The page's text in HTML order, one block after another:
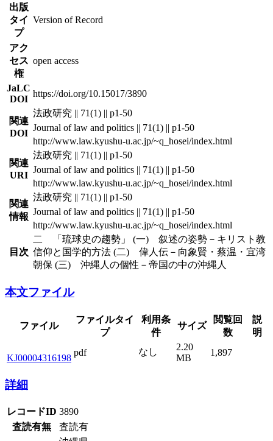
出版
タイ
プ
Version of Record
アク
セス
権
open access
JaLC
DOI
https://doi.org/10.15017/3890
関連
DOI
法政研究 || 71(1) || p1-50
Journal of law and politics || 71(1) || p1-50
http://www.law.kyushu-u.ac.jp/~q_hosei/index.html
関連
URI
法政研究 || 71(1) || p1-50
Journal of law and politics || 71(1) || p1-50
http://www.law.kyushu-u.ac.jp/~q_hosei/index.html
関連
情報
法政研究 || 71(1) || p1-50
Journal of law and politics || 71(1) || p1-50
http://www.law.kyushu-u.ac.jp/~q_hosei/index.html
目次
二 「琉球史の趨勢」 (一) 叙述の姿勢－キリスト教
信仰と国学的方法 (二) 偉人伝－向象賢・蔡温・宜湾
朝保 (三) 沖縄人の個性－帝国の中の沖縄人
本文ファイル
ファイル
ファイルタイ
プ
利用条
件
サイズ
閲覧回
数
説
明
KJ00004316198
pdf なし
2.20
MB
1,897
詳細
レコードID 3890
査読有無
査読有